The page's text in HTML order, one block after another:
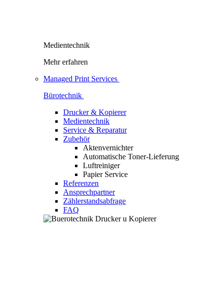
Medientechnik
Mehr erfahren
Managed Print Services
Bürotechnik
Drucker & Kopierer
Medientechnik
Service & Reparatur
Zubehör
Aktenvernichter
Automatische Toner-Lieferung
Luftreiniger
Papier Service
Referenzen
Ansprechpartner
Zählerstandsabfrage
FAQ